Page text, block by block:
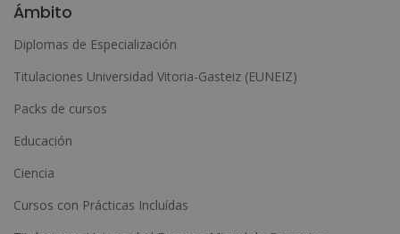
e
r
n
i
v
Ámbito
Diplomas de Especialización
Titulaciones Universidad Vitoria-Gasteiz (EUNEIZ)
Packs de cursos
Educación
Ciencia
Cursos con Prácticas Incluídas